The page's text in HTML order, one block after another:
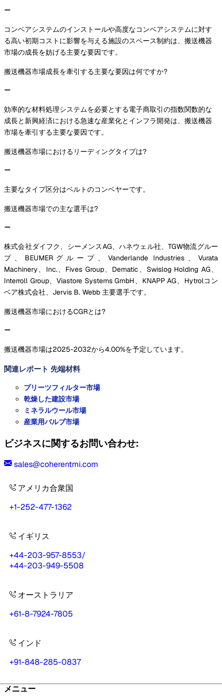
コンベアシステムのインストールや高度なコンベアシステムに対す
る高い初期コストに影響を与える施設のスペース制約は、搬送機器
市場の成長を妨げる主要な要因です。
搬送機器市場成長を牽引する主要な要因は何ですか?
効率的な材料処理システムを必要とする電子商取引の指数関数的な
成長と新興経済における急速な産業化とインフラ開発は、搬送機器
市場を牽引する主要な要因です。
搬送機器市場におけるリーディングタイプは?
主要なタイプ区分はベルトのコンベヤーです。
搬送機器市場での主な選手は?
株式会社ダイフク、シーメンスAG、ハネウェル社、TGW物流グルー
プ、BEUMERグループ、Vanderlande Industries、Vurata
Machinery、Inc.、Fives Group、Dematic、Swislog Holding AG、
Interroll Group、Viastore Systems GmbH、KNAPP AG、Hytrolコン
ベア株式会社、Jervis B. Webb 主要選手です。
搬送機器市場におけるCGRとは?
搬送機器市場は2025-2032から4.00%を予定しています。
関連レポート 先端材料
プリーツフィルター市場
乾燥した建設市場
ミネラルウール市場
産業用バルブ市場
ビジネスに関するお問い合わせ:
sales@coherentmi.com
アメリカ合衆国
+1-252-477-1362
イギリス
+44-203-957-8553/
+44-203-949-5508
オーストラリア
+61-8-7924-7805
インド
+91-848-285-0837
メニュー